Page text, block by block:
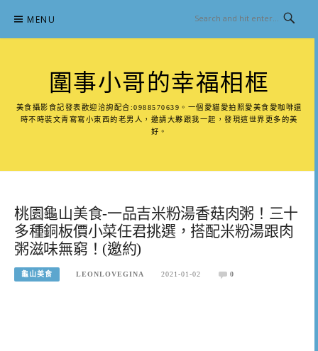
content
MENU
圍事小哥的幸福相框
美食攝影食記發表歡迎洽詢配合:0988570639。一個愛貓愛拍照愛美食愛咖啡還
時不時裝文青寫寫小東西的老男人，邀請大夥跟我一起，發現這世界更多的美
好。
桃園龜山美食-一品吉米粉湯香菇肉粥！三十
多種銅板價小菜任君挑選，搭配米粉湯跟肉
粥滋味無窮！(邀約)
龜山美食 LEONLOVEGINA 2021-01-02 0